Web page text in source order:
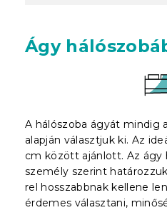
Ágy
A hálószoba ágyát mindig
alapján választjuk ki. Az
cm között ajánlott. Az ágy
személy szerint
rel hosszabbnak kellene
érdemes választani,